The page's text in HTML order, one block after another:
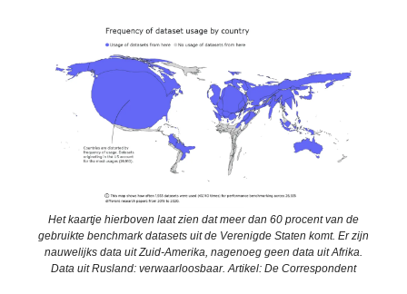
Het kaartje hierboven laat zien dat meer dan 60 procent van de
gebruikte benchmark datasets uit de Verenigde Staten komt. Er zijn
nauwelijks data uit Zuid-Amerika, nagenoeg geen data uit Afrika.
Data uit Rusland: verwaarloosbaar. Artikel: De Correspondent